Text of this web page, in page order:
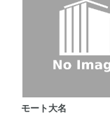
モート大名